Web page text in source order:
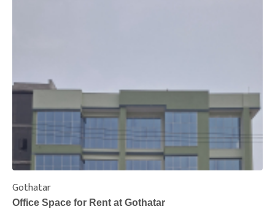
Gothatar
Office Space for Rent at Gothatar